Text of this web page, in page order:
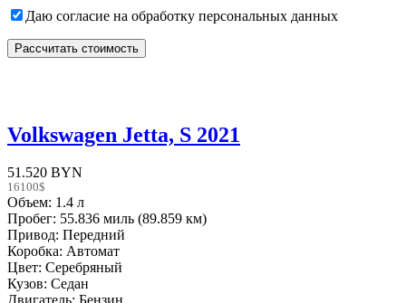
Даю согласие на обработку персональных данных
Volkswagen Jetta, S 2021
51.520 BYN
16100$
Объем: 1.4 л
Пробег: 55.836 миль (89.859 км)
Привод: Передний
Коробка: Автомат
Цвет: Серебряный
Кузов: Седан